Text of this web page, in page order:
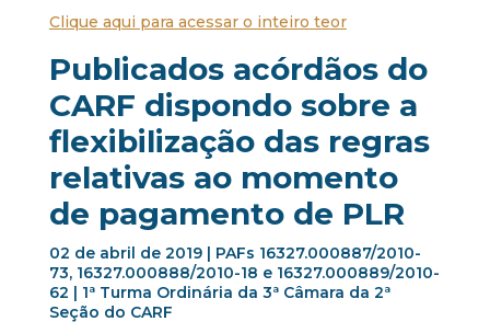
Clique aqui para acessar o inteiro teor
Publicados acórdãos do
CARF dispondo sobre a
flexibilização das regras
relativas ao momento
de pagamento de PLR
02 de abril de 2019 | PAFs 16327.000887/2010-
73, 16327.000888/2010-18 e 16327.000889/2010-
62 | 1ª Turma Ordinária da 3ª Câmara da 2ª
Seção do CARF